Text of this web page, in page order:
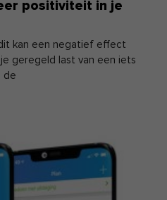
positiviteit in je
kan een negatief effect
geregeld last van een iets
de